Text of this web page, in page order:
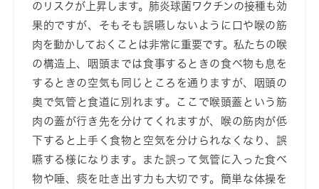
のリスクが上昇します。肺炎球菌ワクチンの接種も効
果的ですが、そもそも誤嚥しないように口や喉の筋
肉を動かしておくことは非常に重要です。私たちの喉
の構造上、咽頭までは食事するときの食べ物も息を
するときの空気も同じところを通りますが、咽頭の
奥で気管と食道に別れます。ここで喉頭蓋という筋
肉の蓋が行き先を分けてくれますが、喉の筋肉が低
下すると上手く食物と空気を分けられなくなり、誤
嚥する様になります。また誤って気管に入った食べ
物や唾、痰を吐き出す力も大切です。簡単な体操を